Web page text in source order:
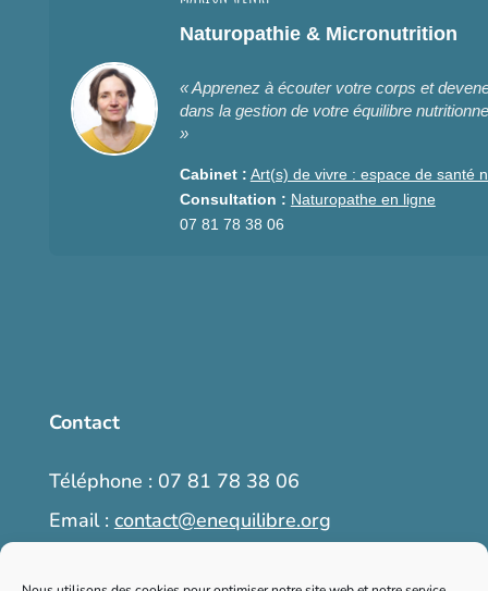
Naturopathie & Micronutrition
« Apprenez à écouter votre corps et
dans la gestion de votre équilibre
»
Cabinet : Art(s) de vivre : espace de santé
Consultation : Naturopathe en ligne
07 81 78 38 06
Contact
Téléphone : 07 81 78 38 06
Email : contact@enequilibre.org